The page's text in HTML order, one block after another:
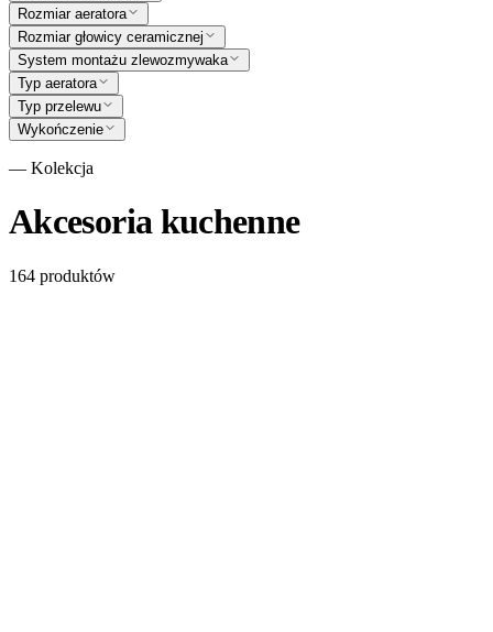
Rozmiar aeratora
Rozmiar głowicy ceramicznej
System montażu zlewozmywaka
Typ aeratora
Typ przelewu
Wykończenie
— Kolekcja
Akcesoria kuchenne
164 produktów